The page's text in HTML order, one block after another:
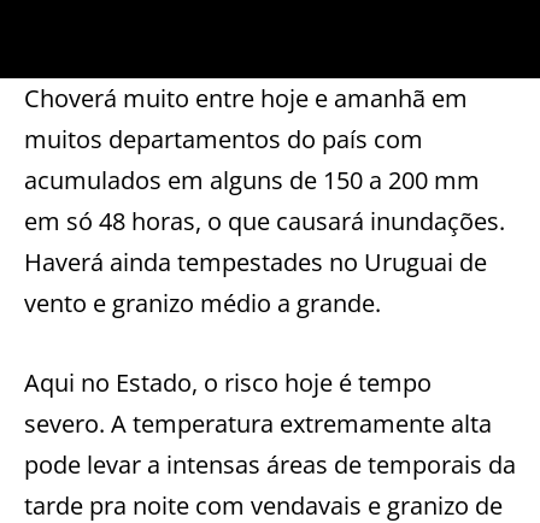
Choverá muito entre hoje e amanhã em
muitos departamentos do país com
acumulados em alguns de 150 a 200 mm
em só 48 horas, o que causará inundações.
Haverá ainda tempestades no Uruguai de
vento e granizo médio a grande.
Aqui no Estado, o risco hoje é tempo
severo. A temperatura extremamente alta
pode levar a intensas áreas de temporais da
tarde pra noite com vendavais e granizo de